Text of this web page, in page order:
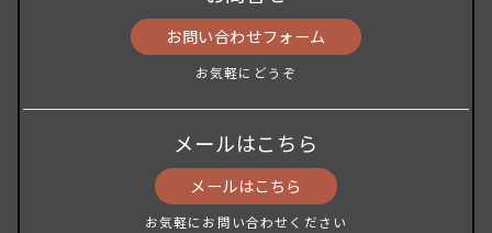
お問い合わせフォーム
お気軽にどうぞ
メールはこちら
メールはこちら
お気軽にお問い合わせください